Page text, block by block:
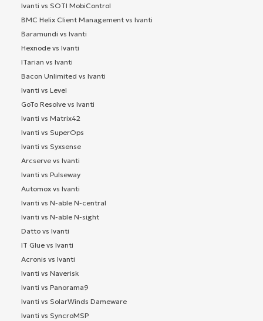
Ivanti vs SOTI MobiControl
BMC Helix Client Management vs Ivanti
Baramundi vs Ivanti
Hexnode vs Ivanti
ITarian vs Ivanti
Bacon Unlimited vs Ivanti
Ivanti vs Level
GoTo Resolve vs Ivanti
Ivanti vs Matrix42
Ivanti vs SuperOps
Ivanti vs Syxsense
Arcserve vs Ivanti
Ivanti vs Pulseway
Automox vs Ivanti
Ivanti vs N-able N-central
Ivanti vs N-able N-sight
Datto vs Ivanti
IT Glue vs Ivanti
Acronis vs Ivanti
Ivanti vs Naverisk
Ivanti vs Panorama9
Ivanti vs SolarWinds Dameware
Ivanti vs SyncroMSP